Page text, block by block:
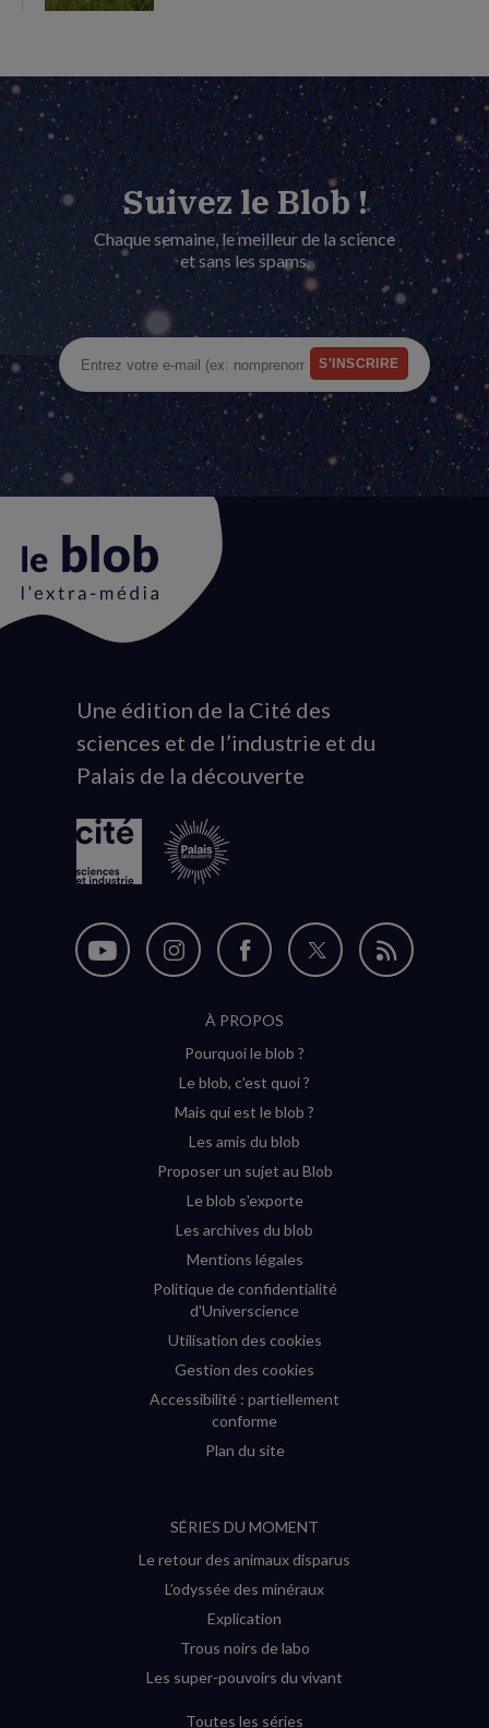
Suivez le Blob !
Chaque semaine, le meilleur de la science
et sans les spams.
Animation
du
logo
Une édition de la Cité des
sciences et de l’industrie et du
Palais de la découverte
Nous
Nous
Instagram
(nouvelle
Nous
sur
Facebook
(nouvelle
Nous
Flux
À PROPOS
Pourquoi le blob ?
Le blob, c'est quoi ?
Mais qui est le blob ?
Les amis du blob
Proposer un sujet au Blob
Le blob s'exporte
Les archives du blob
Mentions légales
Politique de confidentialité
d'Universcience
Utilisation des cookies
Gestion des cookies
Accessibilité : partiellement
conforme
Plan du site
SÉRIES DU MOMENT
Le retour des animaux disparus
L’odyssée des minéraux
Explication
Trous noirs de labo
Les super-pouvoirs du vivant
Toutes les séries